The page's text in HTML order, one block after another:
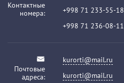
Контактные
номера:
+998 71 233-55-18
+998 71 236-08-11
Почтовые
адреса:
kurorti@mail.ru
kurorti@mail.ru